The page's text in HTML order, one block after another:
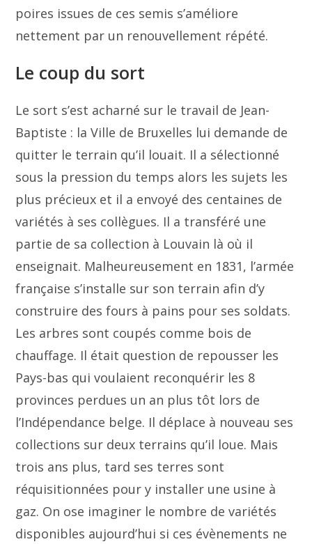
poires issues de ces semis s’améliore
nettement par un renouvellement répété.
Le coup du sort
Le sort s’est acharné sur le travail de Jean-
Baptiste : la Ville de Bruxelles lui demande de
quitter le terrain qu’il louait. Il a sélectionné
sous la pression du temps alors les sujets les
plus précieux et il a envoyé des centaines de
variétés à ses collègues. Il a transféré une
partie de sa collection à Louvain là où il
enseignait. Malheureusement en 1831, l’armée
française s’installe sur son terrain afin d’y
construire des fours à pains pour ses soldats.
Les arbres sont coupés comme bois de
chauffage. Il était question de repousser les
Pays-bas qui voulaient reconquérir les 8
provinces perdues un an plus tôt lors de
l’Indépendance belge. Il déplace à nouveau ses
collections sur deux terrains qu’il loue. Mais
trois ans plus, tard ses terres sont
réquisitionnées pour y installer une usine à
gaz. On ose imaginer le nombre de variétés
disponibles aujourd’hui si ces évènements ne